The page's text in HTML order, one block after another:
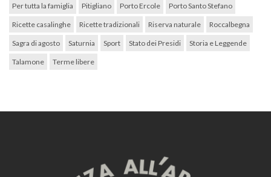
Per tutta la famiglia Pitigliano Porto Ercole Porto Santo Stefano
Ricette casalinghe Ricette tradizionali Riserva naturale Roccalbegna
Sagra di agosto Saturnia Sport Stato dei Presidi Storia e Leggende
Talamone Terme libere